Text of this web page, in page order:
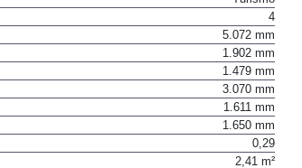
Turismo
4
5.072 mm
1.902 mm
1.479 mm
3.070 mm
1.611 mm
1.650 mm
0,29